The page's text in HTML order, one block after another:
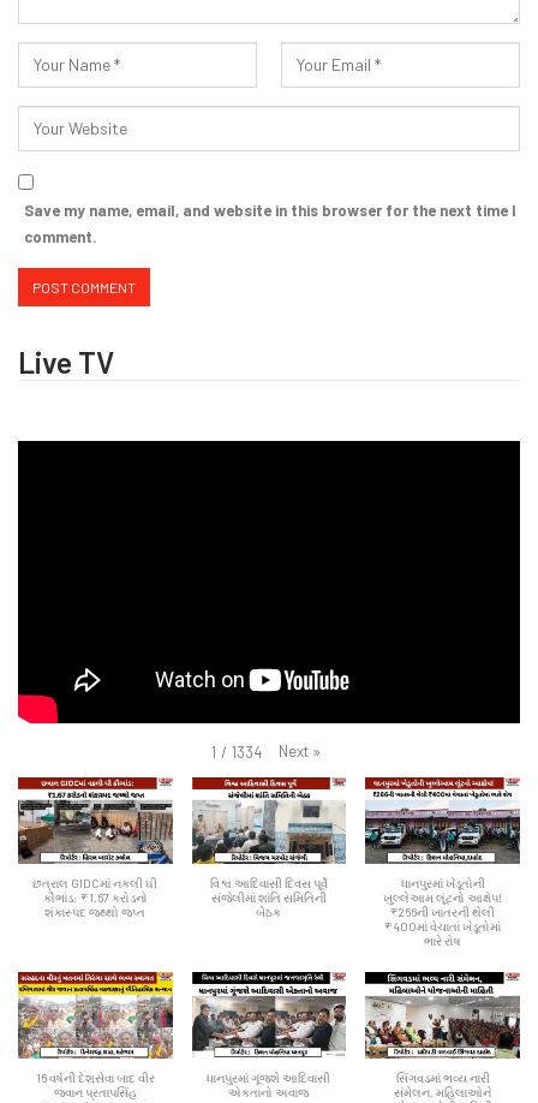
Save my name, email, and website in this browser for the next time I
comment.
Live TV
1 / 1334 Next »
છત્રાલ GIDCમાં નકલી ઘી
કૌભાંડ: ₹1.67 કરોડનો
શંકાસ્પદ જથ્થો જપ્ત
વિશ્વ આદિવાસી દિવસ પૂર્વે
સંજેલીમાં શાંતિ સમિતિની
બેઠક
ધાનપુરમાં ખેડૂતોની
ખુલ્લેઆમ લૂંટનો આક્ષેપ!
₹266ની ખાતરની થેલી
₹400માં વેચાતાં ખેડૂતોમાં
ભારે રોષ
16 વર્ષની દેશસેવા બાદ વીર
જવાન પ્રતાપસિંહ
ધાનપુરમાં ગૂંજશે આદિવાસી
એકતાનો અવાજ
સિંગવડમાં ભવ્ય નારી
સંમેલન, મહિલાઓને